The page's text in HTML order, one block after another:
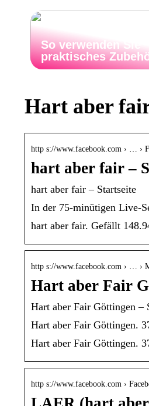
So verwenden Sie
praktisches
Hart aber
http s://www.facebook.com › … ›
hart aber fair –
hart aber fair – Startseite
In der 75-minütigen Live-
hart aber fair. Gefällt
http s://www.facebook.com › … ›
Hart aber Fair
Hart aber Fair Göttingen –
Hart aber Fair Göttingen.
Hart aber Fair Göttingen.
http s://www.facebook.com ›